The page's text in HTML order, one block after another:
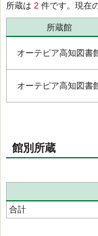
所蔵は 2 件です。現在
所蔵館
オーテピア高知図書
オーテピア高知図書
館別所蔵
合計